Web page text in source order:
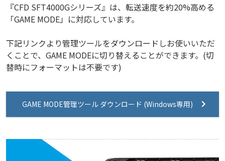
『CFD SFT4000Gシリーズ』は、転送速度を約20%高める
「GAME MODE」に対応しています。
下記リンクより管理ツールをダウンロードしお使いいただ
くことで、GAME MODEに切り替えることができます。(切
替時にフォーマットは不要です)
GAME MODE管理ツール ダウンロード (Windows専用)